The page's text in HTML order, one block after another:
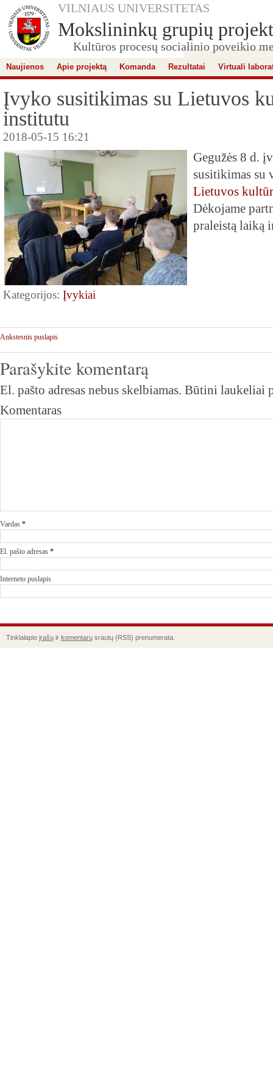
VILNIAUS UNIVERSITETAS
Mokslininkų grupių
Kultūros procesų socialinio poveikio
Naujienos Apie projektą Komanda Rezultatai Virtuali
Įvyko susitikimas su Lietuvos
institutu
2018-05-15 16:21
Gegužės 8 d.
susitikimas su
Lietuvos
Dėkojame
praleistą laiką
Kategorijos: Įvykiai
Ankstesnis puslapis
Parašykite komentarą
El. pašto adresas nebus skelbiamas. Būtini laukeliai
Komentaras
Vardas *
El. pašto adresas *
Interneto puslapis
Tinklalapio įrašų ir komentarų srautų (RSS) prenumerata.